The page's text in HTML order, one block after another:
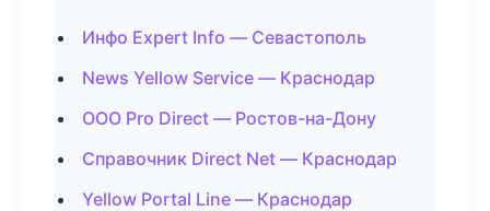
Инфо Expert Info — Севастополь
News Yellow Service — Краснодар
ООО Pro Direct — Ростов-на-Дону
Справочник Direct Net — Краснодар
Yellow Portal Line — Краснодар